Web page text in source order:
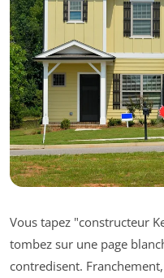
Vous tapez "constructeur
tombez sur une page
contredisent.